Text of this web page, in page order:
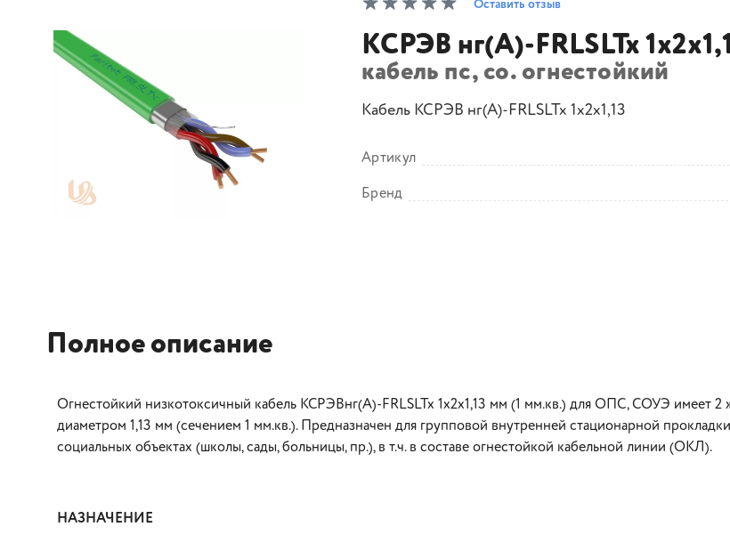
Оставить отзыв
КСРЭВ нг(А)-FRLSLTx
кабель пс, со. огнестойкий
Кабель КСРЭВ нг(А)-FRLSLTx 1х2х1,13
Артикул
Бренд
Полное описание
Огнестойкий низкотоксичный кабель КСРЭВнг(А)-FRLSLTx 1х2х1,13 мм (1 мм.кв.) для ОПС, СОУЭ имеет 2
диаметром 1,13 мм (сечением 1 мм.кв.). Предназначен для групповой внутренней стационарной
социальных объектах (школы, сады, больницы, пр.), в т.ч. в составе огнестойкой кабельной линии (ОКЛ).
НАЗНАЧЕНИЕ